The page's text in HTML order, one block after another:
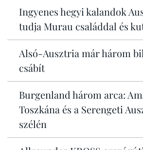
Ingyenes hegyi kalandok
tudja Murau családdal és
Alsó-Ausztria már három
csábít
Burgenland három arca:
Toszkána és a Serengeti
szélén